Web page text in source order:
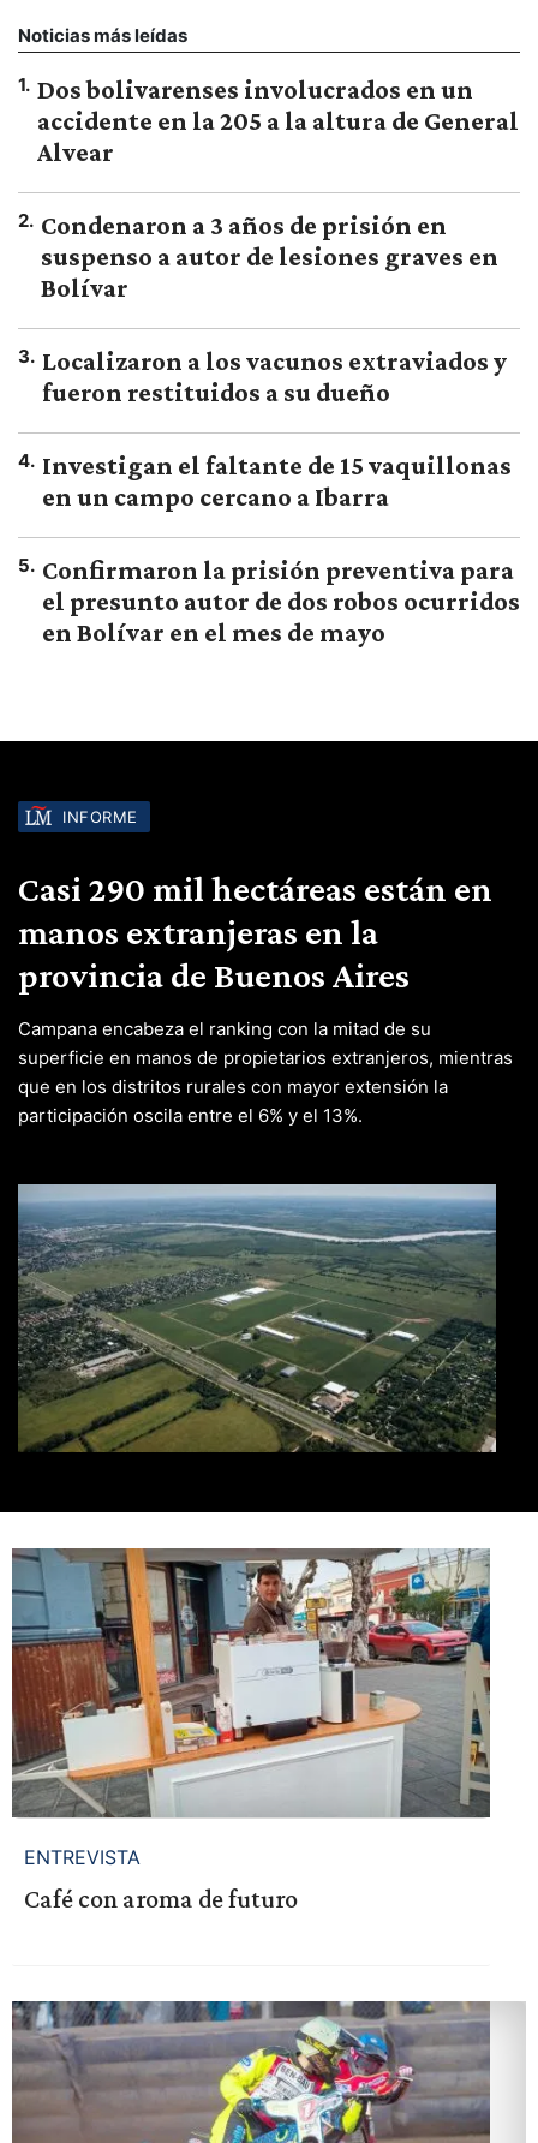
Noticias más leídas
1. Dos bolivarenses involucrados en un
accidente en la 205 a la altura de General
Alvear
2. Condenaron a 3 años de prisión en
suspenso a autor de lesiones graves en
Bolívar
3. Localizaron a los vacunos extraviados y
fueron restituidos a su dueño
4. Investigan el faltante de 15 vaquillonas
en un campo cercano a Ibarra
5. Confirmaron la prisión preventiva para
el presunto autor de dos robos ocurridos
en Bolívar en el mes de mayo
INFORME
Casi 290 mil hectáreas están en
manos extranjeras en la
provincia de Buenos Aires
Campana encabeza el ranking con la mitad de su
superficie en manos de propietarios extranjeros, mientras
que en los distritos rurales con mayor extensión la
participación oscila entre el 6% y el 13%.
ENTREVISTA
Café con aroma de futuro